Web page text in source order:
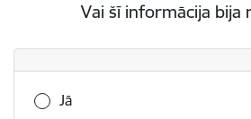
Vai šī informācija bija
Vai šī informācija bija noderīga?
Jā